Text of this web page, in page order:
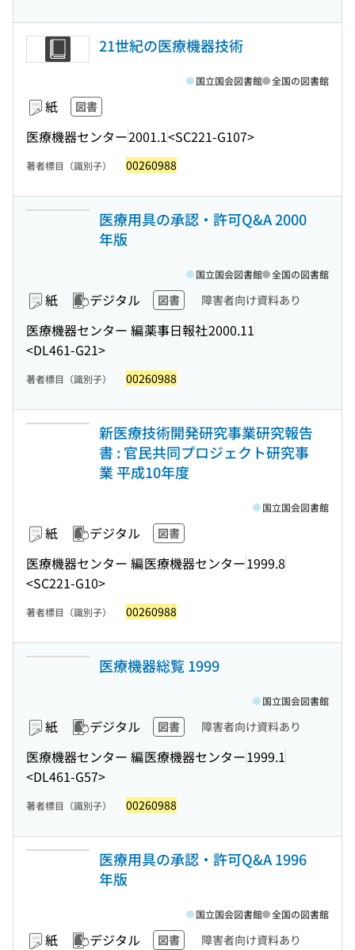
21世紀の医療機器技術
紙 図書
医療機器センター2001.1<SC221-G107>
国立国会図書館 全国の図書館
著者標目（識別子） 00260988
医療用具の承認・許可Q&A 2000
年版
紙 デジタル 図書 障害者向け資料あり
医療機器センター 編薬事日報社2000.11
<DL461-G21>
国立国会図書館 全国の図書館
著者標目（識別子） 00260988
新医療技術開発研究事業研究報告
書 : 官民共同プロジェクト研究事
業 平成10年度
紙 デジタル 図書
医療機器センター 編医療機器センター1999.8
<SC221-G10>
国立国会図書館
著者標目（識別子） 00260988
医療機器総覧 1999
紙 デジタル 図書 障害者向け資料あり
医療機器センター 編医療機器センター1999.1
<DL461-G57>
国立国会図書館
著者標目（識別子） 00260988
医療用具の承認・許可Q&A 1996
年版
紙 デジタル 図書 障害者向け資料あり
国立国会図書館 全国の図書館